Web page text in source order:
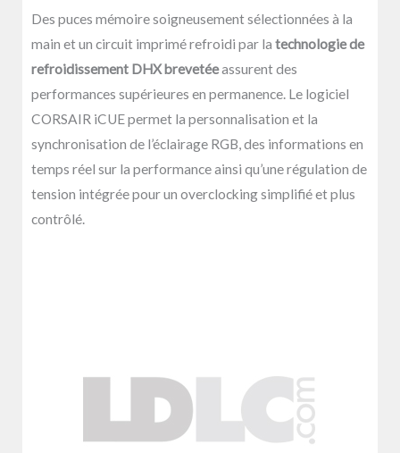
Des puces mémoire soigneusement sélectionnées à la
main et un circuit imprimé refroidi par la technologie de
refroidissement DHX brevetéeassurent des
performances supérieures en permanence. Le logiciel
CORSAIR iCUE permet la personnalisation et la
synchronisation de l’éclairage RGB, des informations en
temps réel sur la performance ainsi qu’une régulation de
tension intégrée pour un overclocking simplifié et plus
contrôlé.